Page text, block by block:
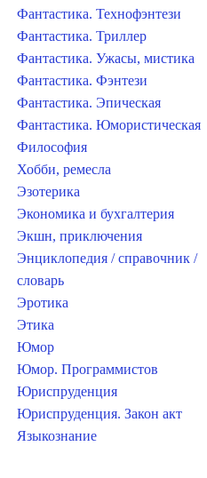
Фантастика. Технофэнтези
Фантастика. Триллер
Фантастика. Ужасы, мистика
Фантастика. Фэнтези
Фантастика. Эпическая
Фантастика. Юмористическая
Философия
Хобби, ремесла
Эзотерика
Экономика и бухгалтерия
Экшн, приключения
Энциклопедия / справочник /
словарь
Эротика
Этика
Юмор
Юмор. Программистов
Юриспруденция
Юриспруденция. Закон акт
Языкознание